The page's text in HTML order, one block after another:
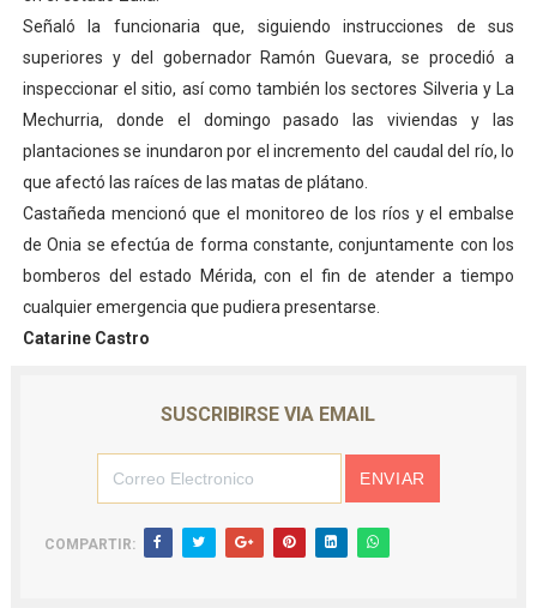
Corposalud inició talleres para aspirantes al curso de
Señaló la funcionaria que, siguiendo instrucciones de sus
superiores y del gobernador Ramón Guevara, se procedió a
inspeccionar el sitio, así como también los sectores Silveria y La
Mechurria, donde el domingo pasado las viviendas y las
plantaciones se inundaron por el incremento del caudal del río, lo
que afectó las raíces de las matas de plátano.
Castañeda mencionó que el monitoreo de los ríos y el embalse
de Onia se efectúa de forma constante, conjuntamente con los
bomberos del estado Mérida, con el fin de atender a tiempo
cualquier emergencia que pudiera presentarse.
Catarine Castro
SUSCRIBIRSE VIA EMAIL
COMPARTIR: